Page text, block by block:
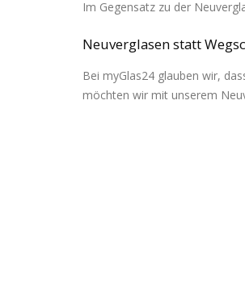
Im Gegensatz zu der
Neuverglasen statt
Bei myGlas24 glauben wir,
möchten wir mit unserem